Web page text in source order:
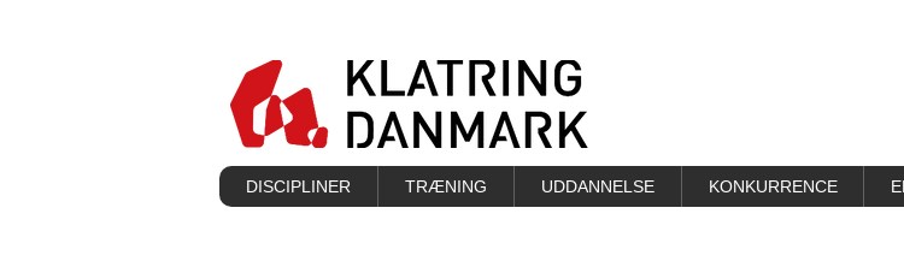
DISCIPLINER TRÆNING UDDANNELSE KONKURRENCE